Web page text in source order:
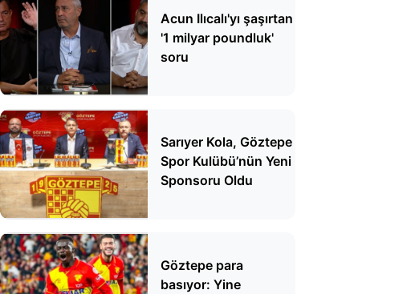
Acun Ilıcalı'yı şaşırtan
'1 milyar poundluk'
soru
Sarıyer Kola, Göztepe
Spor Kulübü’nün Yeni
Sponsoru Oldu
Göztepe para
basıyor: Yine